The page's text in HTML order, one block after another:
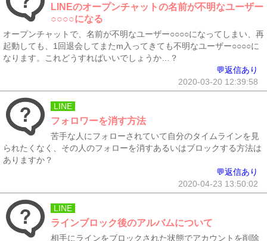
LINEのオープンチャットの名前が不明なユーザー
○○○○になる
オープンチャットで、名前が不明なユーザー○○○○になってしまい、再
起動しても、1回退会してまたm入ってきても不明なユーザー○○○○に
なります。これどうすればいいでしょうか…？
💬返信あり
2020-03-20 12:39:58
LINE
フォロワーを消す方法
苦手な人にフォローされていて自分のタイムラインを見
られたくなく、その人のフォローを消すあるいはブロックする方法は
ありますか？
💬返信あり
2020-04-23 13:50:02
LINE
ラインブロック後のアルバムについて
相手にラインをブロックされた状態でアカウントを削除